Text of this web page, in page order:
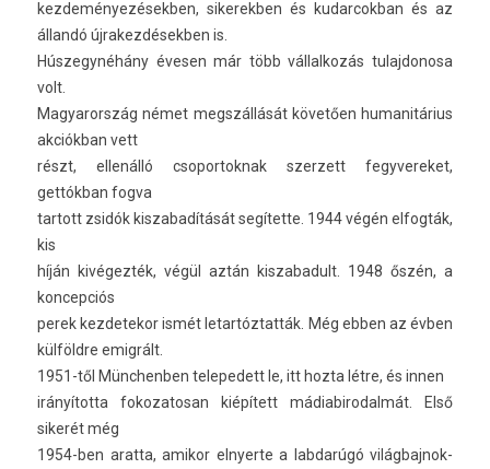
kez­deményezésekb­en, sikerekb­en és kudar­cokban és az
állandó újrakez­désekb­en is.
Hús­zegynéhány évesen már több vál­lalkozás tulaj­donosa
volt.
Magyarország német megszállását követően humanitárius
akciókban vett
részt, ellenálló csopor­toknak szer­zett fegyvereket,
gettókban fogva
tar­tott zsidók kis­zabadítását segítette. 1944 végén el­fogták,
kis
híján kivégezték, végül aztán kis­zabadult. 1948 őszén, a
kon­cepciós
perek kez­detekor ismét letar­tóztat­ták. Még ebben az évben
külföldre emigrált.
1951-től Münchenb­en telepedett le, itt hozta létre, és innen
irányította fokozatosan kiépített mádiabirodal­mát. Első
sikerét még
1954-ben arat­ta, amikor el­nyer­te a lab­darúgó világ­bajnok­